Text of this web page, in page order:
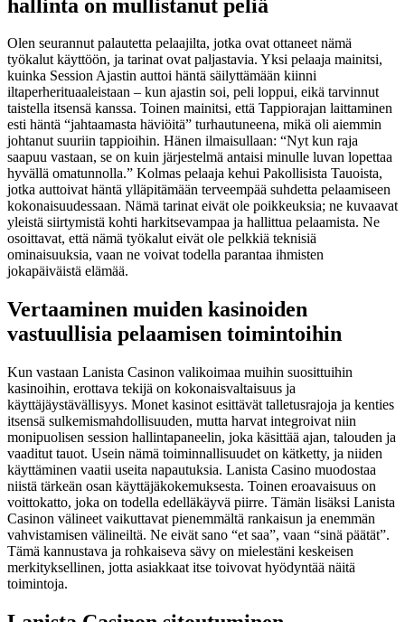
hallinta on mullistanut peliä
Olen seurannut palautetta pelaajilta, jotka ovat ottaneet nämä
työkalut käyttöön, ja tarinat ovat paljastavia. Yksi pelaaja mainitsi,
kuinka Session Ajastin auttoi häntä säilyttämään kiinni
iltaperherituaaleistaan – kun ajastin soi, peli loppui, eikä tarvinnut
taistella itsensä kanssa. Toinen mainitsi, että Tappiorajan laittaminen
esti häntä “jahtaamasta häviöitä” turhautuneena, mikä oli aiemmin
johtanut suuriin tappioihin. Hänen ilmaisullaan: “Nyt kun raja
saapuu vastaan, se on kuin järjestelmä antaisi minulle luvan lopettaa
hyvällä omatunnolla.” Kolmas pelaaja kehui Pakollisista Tauoista,
jotka auttoivat häntä ylläpitämään terveempää suhdetta pelaamiseen
kokonaisuudessaan. Nämä tarinat eivät ole poikkeuksia; ne kuvaavat
yleistä siirtymistä kohti harkitsevampaa ja hallittua pelaamista. Ne
osoittavat, että nämä työkalut eivät ole pelkkiä teknisiä
ominaisuuksia, vaan ne voivat todella parantaa ihmisten
jokapäiväistä elämää.
Vertaaminen muiden kasinoiden
vastuullisia pelaamisen toimintoihin
Kun vastaan Lanista Casinon valikoimaa muihin suosittuihin
kasinoihin, erottava tekijä on kokonaisvaltaisuus ja
käyttäjäystävällisyys. Monet kasinot esittävät talletusrajoja ja kenties
itsensä sulkemismahdollisuuden, mutta harvat integroivat niin
monipuolisen session hallintapaneelin, joka käsittää ajan, talouden ja
vaaditut tauot. Usein nämä toiminnallisuudet on kätketty, ja niiden
käyttäminen vaatii useita napautuksia. Lanista Casino muodostaa
niistä tärkeän osan käyttäjäkokemuksesta. Toinen eroavaisuus on
voittokatto, joka on todella edelläkäyvä piirre. Tämän lisäksi Lanista
Casinon välineet vaikuttavat pienemmältä rankaisun ja enemmän
vahvistamisen välineiltä. Ne eivät sano “et saa”, vaan “sinä päätät”.
Tämä kannustava ja rohkaiseva sävy on mielestäni keskeisen
merkityksellinen, jotta asiakkaat itse toivovat hyödyntää näitä
toimintoja.